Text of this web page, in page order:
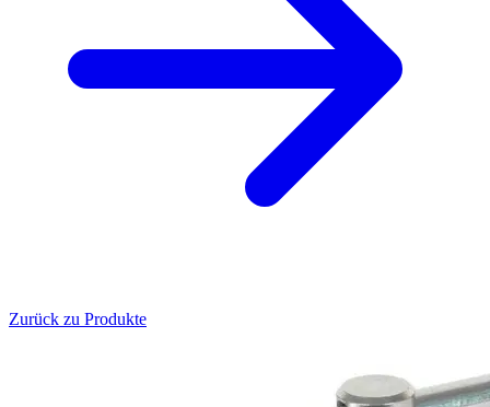
Zurück zu Produkte